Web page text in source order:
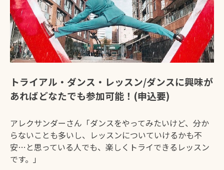
トライアル・ダンス・レッスン/ダンスに興味が
あればどなたでも参加可能！(申込要)
アレクサンダーさん「ダンスをやってみたいけど、分か
らないことも多いし、レッスンについていけるかも不
安…と思っている人でも、楽しくトライできるレッスン
です。」